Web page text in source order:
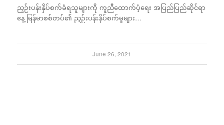
ညှဉ်းပန်းနှိပ်စက်ခံရသူများကို ကူညီထောက်ပံ့ရေး အပြည်ပြည်ဆိုင်ရာ
နေ့ မြန်မာစစ်တပ်၏ ညှဉ်းပန်းနှိပ်စက်မှုများ…
June 26, 2021